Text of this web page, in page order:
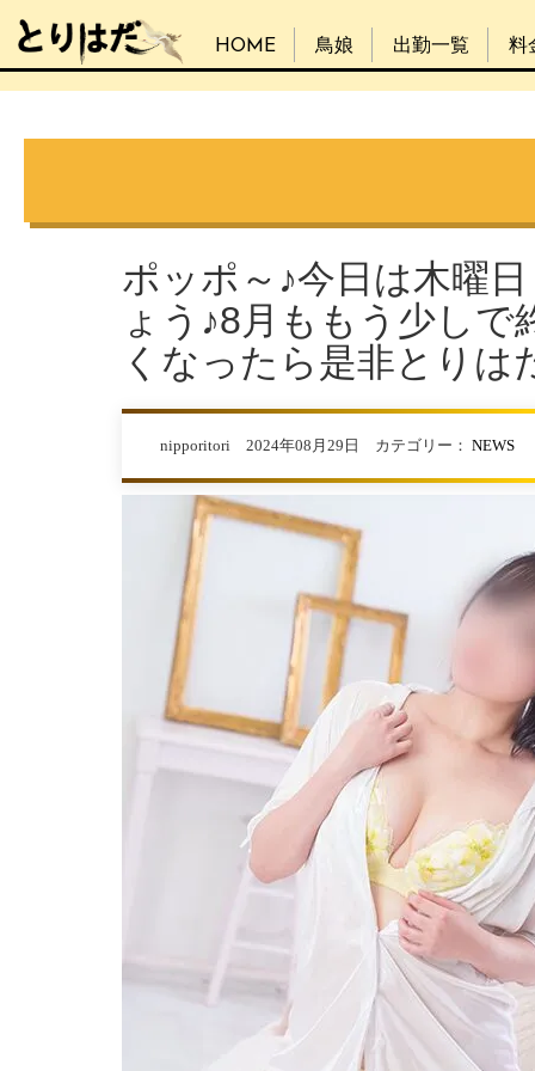
HOME 鳥娘 出勤一覧 料
ポッポ～♪今日は木曜
ょう♪8月ももう少し
くなったら是非とりは
nipporitori 2024年08月29日 カテゴリー： NEWS